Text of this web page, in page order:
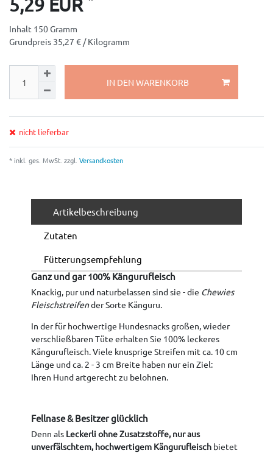
5,29 EUR
Inhalt 150Gramm
Grundpreis 35,27 € / Kilogramm
IN DEN WARENKORB
nicht lieferbar
* inkl. ges. MwSt. zzgl. Versandkosten
Artikelbeschreibung
Zutaten
Fütterungsempfehlung
Ganz und gar 100% Kängurufleisch
Knackig, pur und naturbelassen sind sie - die Chewies
Fleischstreifender Sorte Känguru.
In der für hochwertige Hundesnacks großen, wieder
verschließbaren Tüte erhalten Sie 100% leckeres
Kängurufleisch. Viele knusprige Streifen mit ca. 10 cm
Länge und ca. 2 - 3 cm Breite haben nur ein Ziel:
Ihren Hund artgerecht zu belohnen.
Fellnase & Besitzer glücklich
Denn als Leckerli ohne Zusatzstoffe, nur aus
unverfälschtem, hochwertigem Kängurufleisch bietet